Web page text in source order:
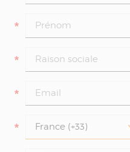
*
*
*
*